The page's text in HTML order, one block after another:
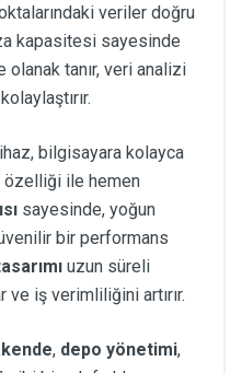
veriler doğru
kapasitesi sayesinde
tanır, veri analizi
bilgisayara kolayca
özelliği ile hemen
sayesinde, yoğun
bir performans
uzun süreli
ve iş verimliliğini artırır.
, depo yönetimi,